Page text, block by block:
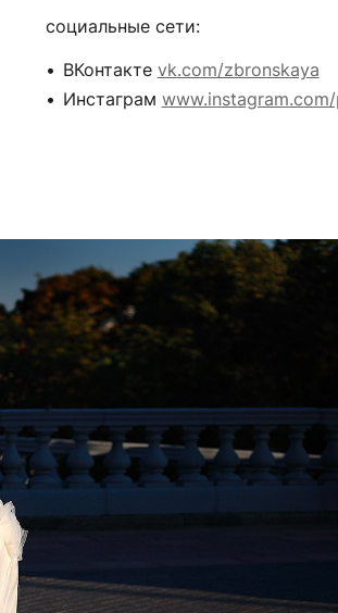
социальные сети:
ВКонтакте vk.com/zbronskaya
Инстаграм